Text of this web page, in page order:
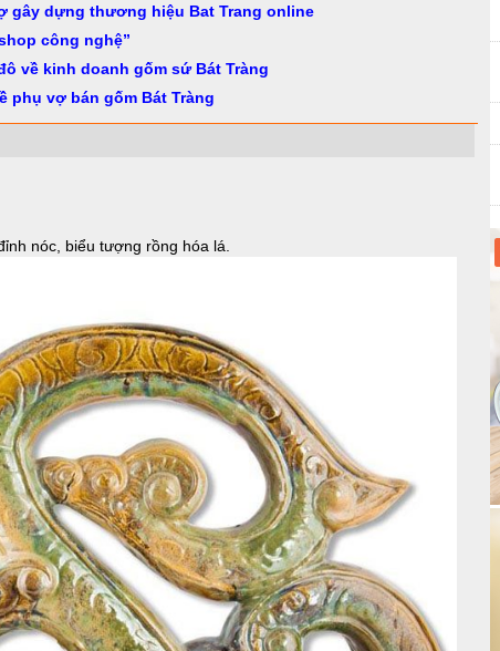
gây dựng thương hiệu Bat Trang online
công nghệ”
về kinh doanh gốm sứ Bát Tràng
phụ vợ bán gốm Bát Tràng
nóc, biểu tượng rồng hóa lá.